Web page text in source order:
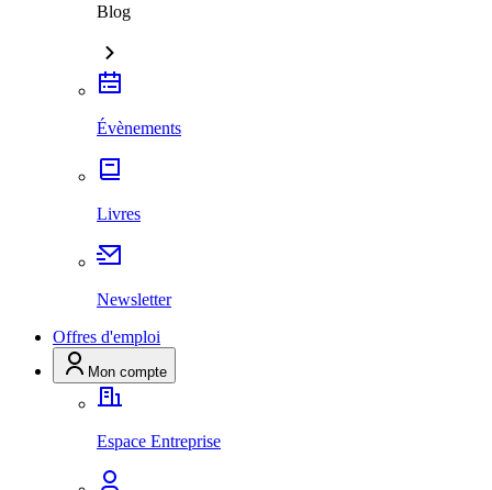
Blog
Évènements
Livres
Newsletter
Offres d'emploi
Mon compte
Espace Entreprise